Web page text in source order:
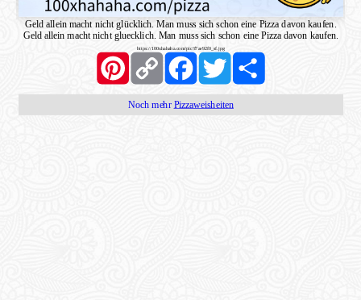
Geld allein macht nicht glücklich. Man muss sich schon eine Pizza davon kaufen.
Geld allein macht nicht gluecklich. Man muss sich schon eine Pizza davon kaufen.
https://100xhahaha.com/pic!f7ae92f0_sf.jpg
PinterestCopy
Link
FacebookTwitter Share
Noch mehr Pizzaweisheiten